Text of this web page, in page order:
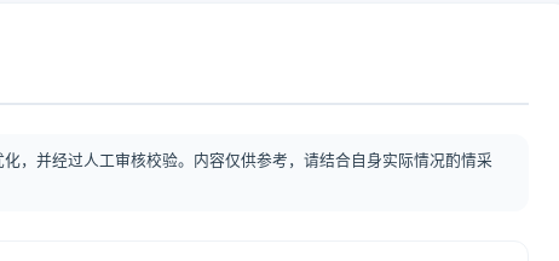
，并经过人工审核校验。内容仅供参考，请结合自身实际情况酌情采